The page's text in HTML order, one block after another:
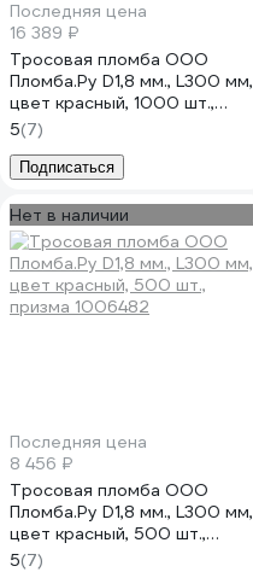
Последняя цена
16 389 ₽
Тросовая пломба ООО
Пломба.Ру D1,8 мм., L300 мм,
цвет красный, 1000 шт.,
призма 1006487
5(7)
Подписаться
Нет в наличии
Последняя цена
8 456 ₽
Тросовая пломба ООО
Пломба.Ру D1,8 мм., L300 мм,
цвет красный, 500 шт.,
призма 1006482
5(7)